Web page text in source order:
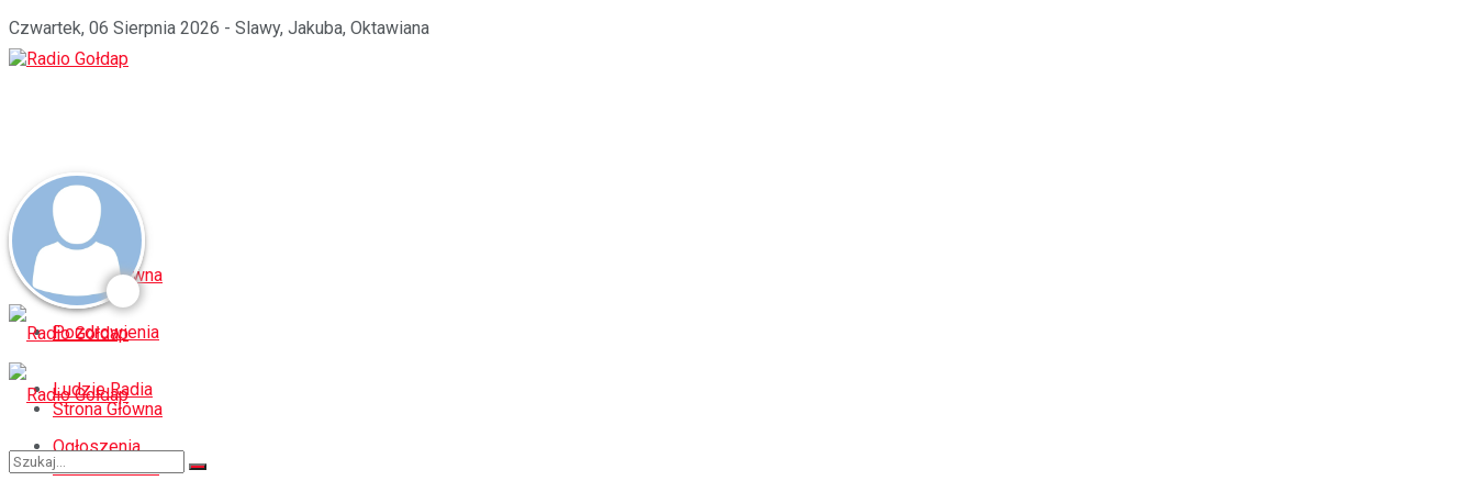
Czwartek, 06 Sierpnia 2026 - Slawy, Jakuba, Oktawiana
Strona Główna
Pozdrowienia
Ludzie Radia
Ogłoszenia
Strona Główna
Pozdrowienia